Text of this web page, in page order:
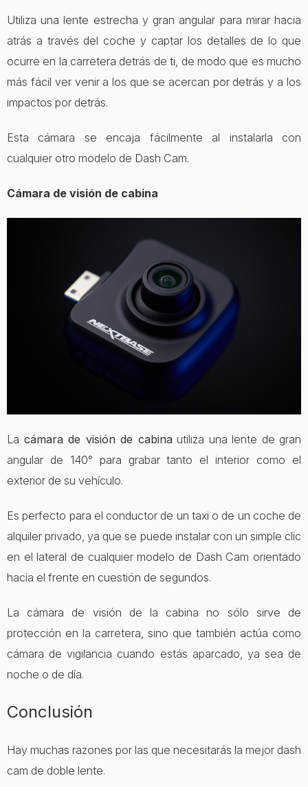
Utiliza una lente estrecha y gran angular para mirar hacia
atrás a través del coche y captar los detalles de lo que
ocurre en la carretera detrás de ti, de modo que es mucho
más fácil ver venir a los que se acercan por detrás y a los
impactos por detrás.
Esta cámara se encaja fácilmente al instalarla con
cualquier otro modelo de Dash Cam.
Cámara de visión de cabina
La cámara de visión de cabinautiliza una lente de gran
angular de 140° para grabar tanto el interior como el
exterior de su vehículo.
Es perfecto para el conductor de un taxi o de un coche de
alquiler privado, ya que se puede instalar con un simple clic
en el lateral de cualquier modelo de Dash Cam orientado
hacia el frente en cuestión de segundos.
La cámara de visión de la cabina no sólo sirve de
protección en la carretera, sino que también actúa como
cámara de vigilancia cuando estás aparcado, ya sea de
noche o de día.
Conclusión
Hay muchas razones por las que necesitarás la mejor dash
cam de doble lente.